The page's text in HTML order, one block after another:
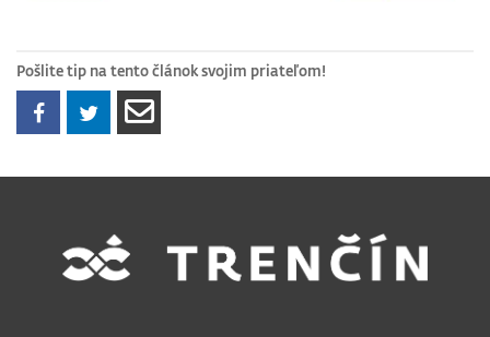
Pošlite tip na tento článok svojim priateľom!